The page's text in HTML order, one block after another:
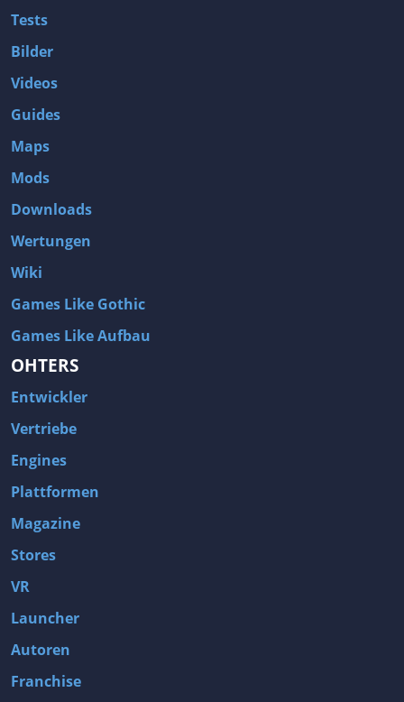
Tests
Bilder
Videos
Guides
Maps
Mods
Downloads
Wertungen
Wiki
Games Like Gothic
Games Like Aufbau
OHTERS
Entwickler
Vertriebe
Engines
Plattformen
Magazine
Stores
VR
Launcher
Autoren
Franchise